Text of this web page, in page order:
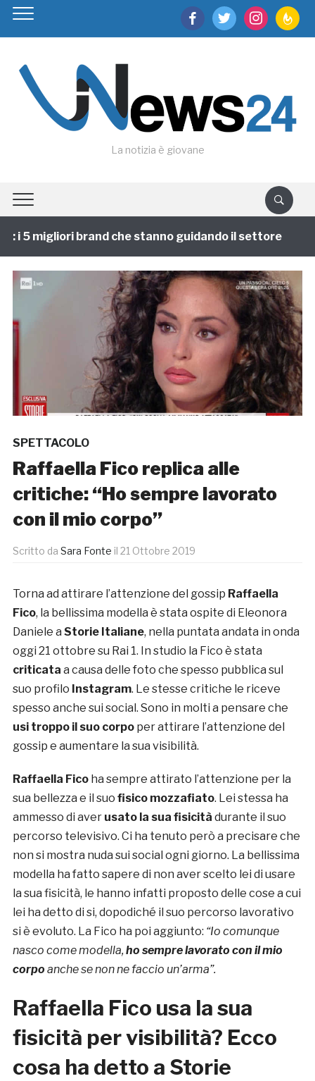
facebooktwitter instagram
La notizia è giovane
5 migliori brand che stanno guidando il settore
SPETTACOLO
Raffaella Fico replica alle
critiche: “Ho sempre lavorato
con il mio corpo”
Scritto da Sara Fonte il 21 Ottobre 2019
Torna ad attirare l’attenzione del gossip Raffaella
Fico, la bellissima modella è stata ospite di Eleonora
Daniele a Storie Italiane, nella puntata andata in onda
oggi 21 ottobre su Rai 1. In studio la Fico è stata
criticata a causa delle foto che spesso pubblica sul
suo profilo Instagram. Le stesse critiche le riceve
spesso anche sui social. Sono in molti a pensare che
usi troppo il suo corpoper attirare l’attenzione del
gossip e aumentare la sua visibilità.
Raffaella Fico ha sempre attirato l’attenzione per la
sua bellezza e il suo fisico mozzafiato. Lei stessa ha
ammesso di averusato la sua fisicità durante il suo
percorso televisivo. Ci ha tenuto però a precisare che
non si mostra nuda sui social ogni giorno. La bellissima
modella ha fatto sapere di non aver scelto lei di usare
la sua fisicità, le hanno infatti proposto delle cose a cui
lei ha detto di si, dopodiché il suo percorso lavorativo
si è evoluto. La Fico ha poi aggiunto: “Io comunque
nasco come modella,ho sempre lavorato con il mio
corpo anche se non ne faccio un’arma”.
Raffaella Fico usa la sua
fisicità per visibilità? Ecco
cosa ha detto a Storie